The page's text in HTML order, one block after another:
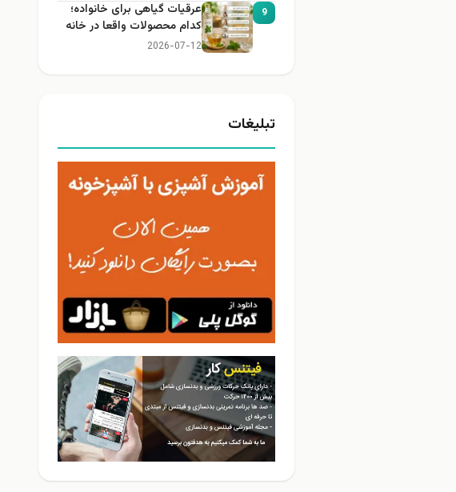
9
عرقیات گیاهی برای خانواده؛
کدام محصولات واقعا در خانه
کاربرد دارند؟
2026-07-12
تبلیغات